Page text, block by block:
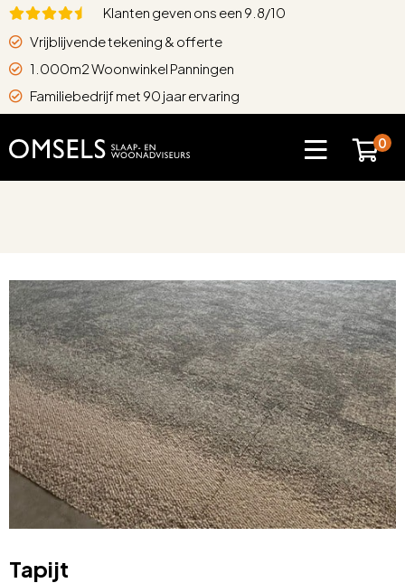
Klanten geven ons een 9.8/10
Vrijblijvende tekening & offerte
1.000m2 Woonwinkel Panningen
Familiebedrijf met 90 jaar ervaring
0
Tapijt